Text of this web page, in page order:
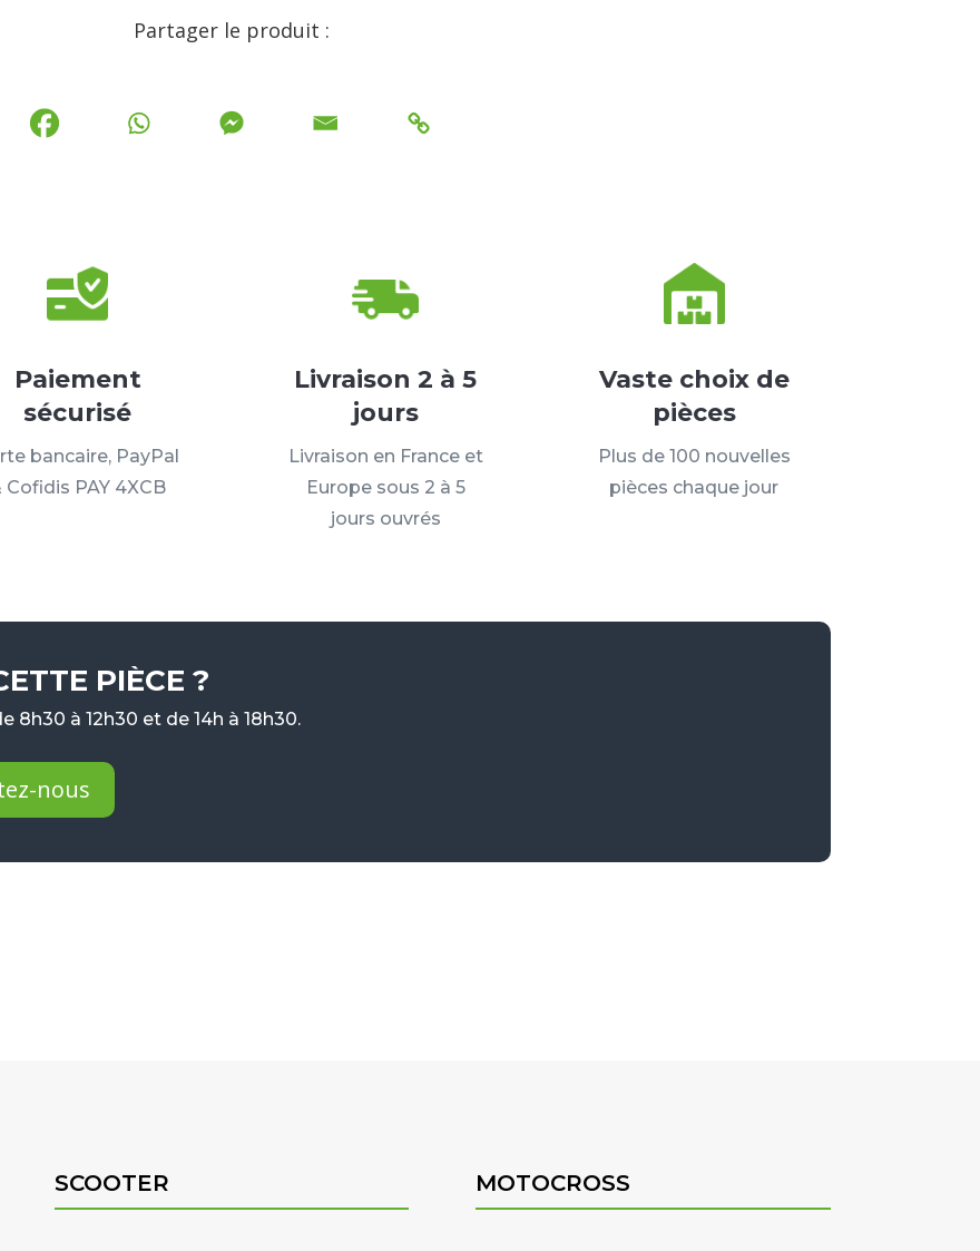
Partager le produit :
Paiement
sécurisé
bancaire, PayPal
Cofidis PAY 4XCB
Livraison 2 à 5
jours
Livraison en France et
Europe sous 2 à 5
jours ouvrés
Vaste choix de
pièces
Plus de 100 nouvelles
pièces chaque jour
PIÈCE ?
8h30 à 12h30 et de 14h à 18h30.
nous
SCOOTER MOTOCROSS